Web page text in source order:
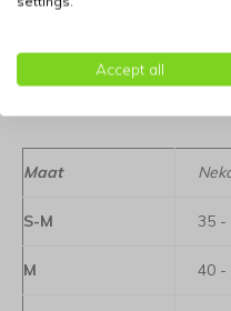
Bepaal de juiste maat
Maat
S-M 35 -
M 40 -
Accept all